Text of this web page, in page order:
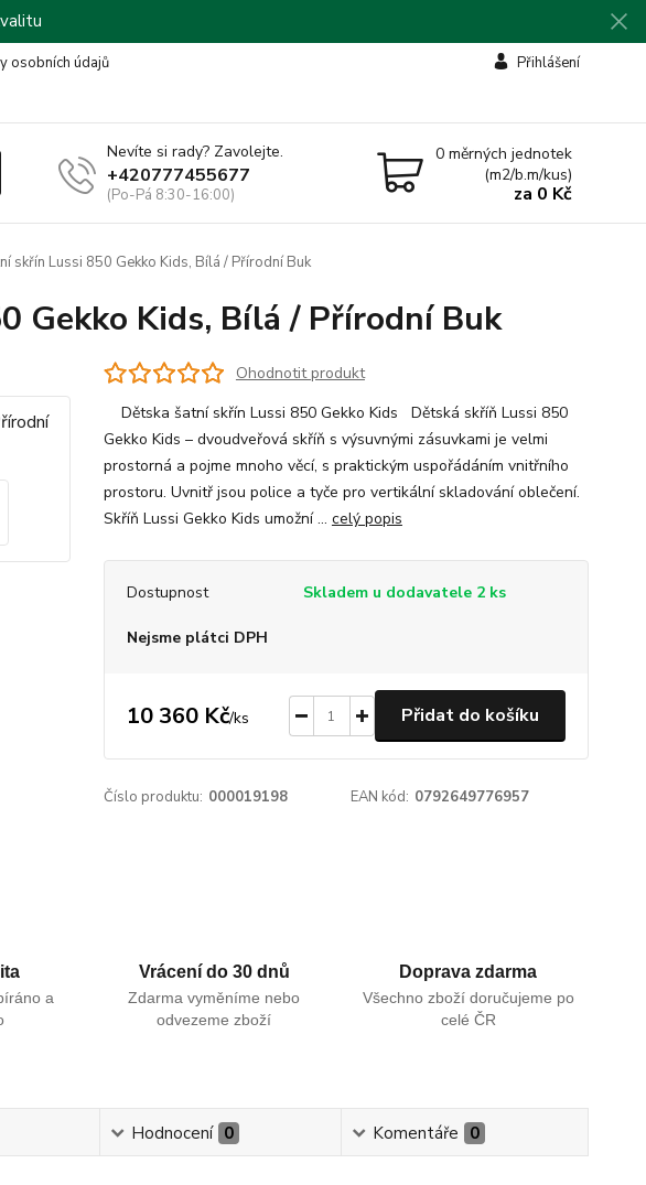
osobních údajů
Přihlášení
Nevíte si rady? Zavolejte.
+420777455677
(Po-Pá 8:30-16:00)
0 měrných jednotek
(m2/b.m/kus)
za 0 Kč
skřín Lussi 850 Gekko Kids, Bílá / Přírodní Buk
Gekko Kids, Bílá / Přírodní Buk
Ohodnotit produkt
Dětska šatní skřín Lussi 850 Gekko Kids Dětská skříň Lussi 850
Gekko Kids – dvoudveřová skříň s výsuvnými zásuvkami je velmi
prostorná a pojme mnoho věcí, s praktickým uspořádáním vnitřního
prostoru. Uvnitř jsou police a tyče pro vertikální skladování oblečení.
Skříň Lussi Gekko Kids umožní ... celý popis
Dostupnost Skladem u dodavatele 2 ks
Nejsme plátci DPH
10 360 Kč/ks Přidat do košíku
Číslo produktu: 000019198 EAN kód: 0792649776957
a
Vrácení do 30 dnů
Zdarma vyměníme nebo
odvezeme zboží
Doprava zdarma
Všechno zboží doručujeme po
celé ČR
Hodnocení 0 Komentáře 0